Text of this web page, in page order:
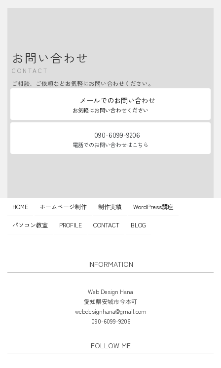
お問い合わせ
CONTACT
ご相談、ご依頼などお気軽にお問い合わせください。
メールでのお問い合わせ
お気軽にお問い合わせください
090-6099-9206
電話でのお問い合わせはこちら
HOME ホームページ制作 制作実績 WordPress講座
パソコン教室 PROFILE CONTACT BLOG
INFORMATION
Web Design Hana
愛知県安城市今本町
webdesignhana@gmail.com
090-6099-9206
FOLLOW ME